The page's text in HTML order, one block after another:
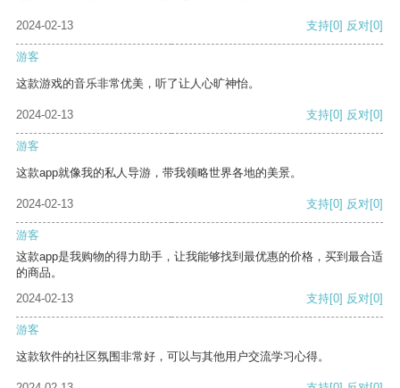
2024-02-13 支持[0] 反对[0]
游客
这款游戏的音乐非常优美，听了让人心旷神怡。
2024-02-13 支持[0] 反对[0]
游客
这款app就像我的私人导游，带我领略世界各地的美景。
2024-02-13 支持[0] 反对[0]
游客
这款app是我购物的得力助手，让我能够找到最优惠的价格，买到最合适
的商品。
2024-02-13
支持[0] 反对[0]
游客
这款软件的社区氛围非常好，可以与其他用户交流学习心得。